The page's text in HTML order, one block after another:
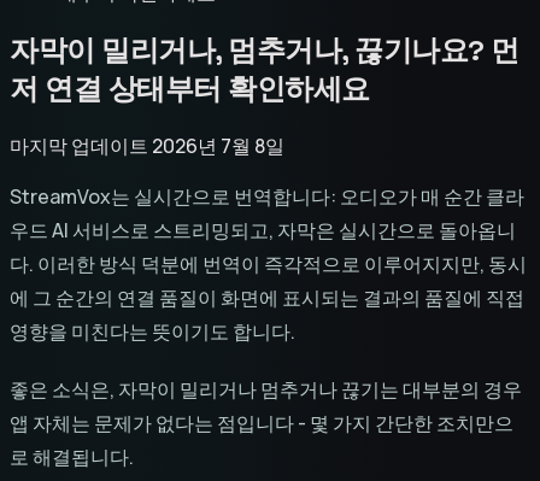
자막이 밀리거나, 멈추거나, 끊기나요? 먼
저 연결 상태부터 확인하세요
마지막 업데이트 2026년 7월 8일
StreamVox는 실시간으로 번역합니다: 오디오가 매 순간 클라
우드 AI 서비스로 스트리밍되고, 자막은 실시간으로 돌아옵니
다. 이러한 방식 덕분에 번역이 즉각적으로 이루어지지만, 동시
에 그 순간의 연결 품질이 화면에 표시되는 결과의 품질에 직접
영향을 미친다는 뜻이기도 합니다.
좋은 소식은, 자막이 밀리거나 멈추거나 끊기는 대부분의 경우
앱 자체는 문제가 없다는 점입니다 - 몇 가지 간단한 조치만으
로 해결됩니다.